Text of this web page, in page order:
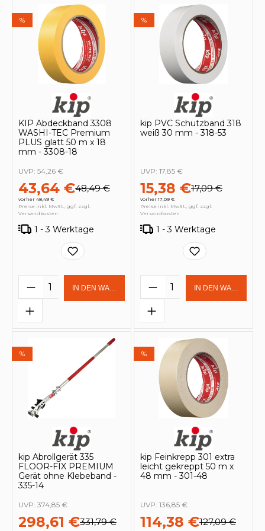
%
KIP Abdeckband 3308
WASHI-TEC Premium
PLUS glatt 50 m x 18
mm - 3308-18
43,64 €48,49 €
vorher 48,49 €
UVP: 54,26 €
Preise inkl. MwSt., ggf. zzgl.
Versandkosten
1 - 3 Werktage
Produkt Anzahl: Gib den
IN DEN WARENKORB
%
kip PVC Schutzband 318
weiß 30 mm - 318-53
15,38 €17,09 €
vorher 17,09 €
UVP: 17,85 €
Preise inkl. MwSt., ggf. zzgl.
Versandkosten
1 - 3 Werktage
Produkt Anzahl:
IN DEN
%
kip Abrollgerät 335
FLOOR-FIX PREMIUM
Gerät ohne Klebeband -
335-14
298,61 €331,79 €
UVP: 374,85 €
%
kip Feinkrepp 301 extra
leicht gekreppt 50 m x
48 mm - 301-48
114,38 €127,09 €
UVP: 136,85 €